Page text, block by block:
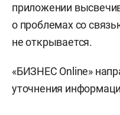
приложении
о проблемах со
не открывается.
«БИЗНЕС Online»
уточнения